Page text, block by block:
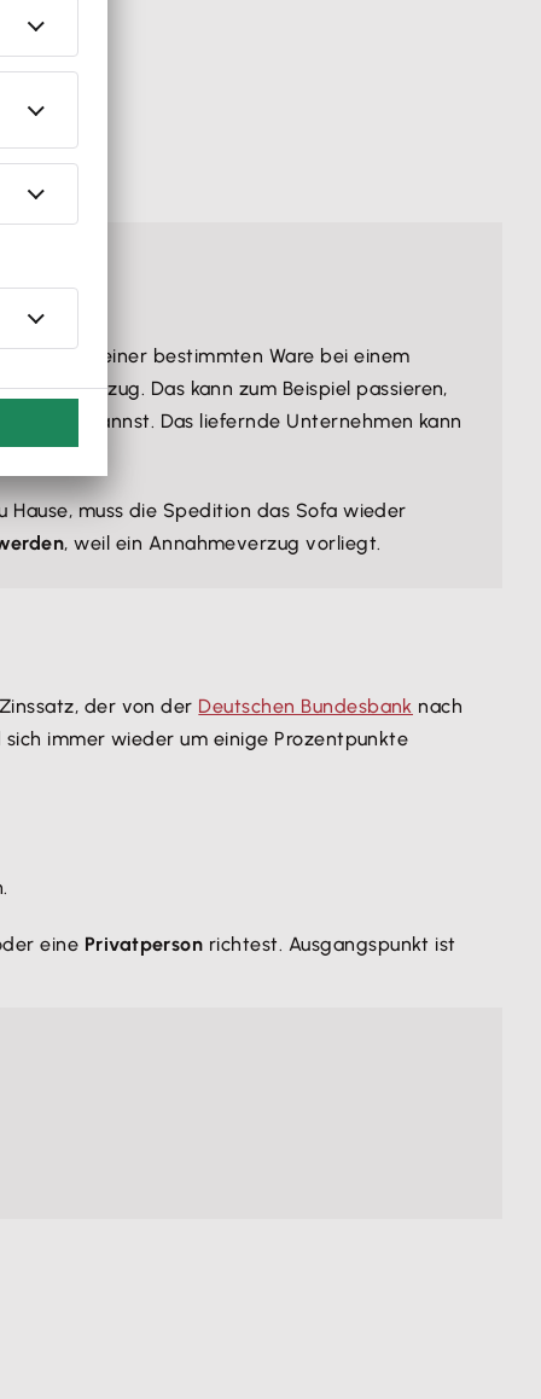
Menge einer bestimmten Ware bei einem
Das kann zum Beispiel passieren,
kannst. Das liefernde Unternehmen kann
muss die Spedition das Sofa wieder
, weil ein Annahmeverzug vorliegt.
der von der Deutschen Bundesbank nach
immer wieder um einige Prozentpunkte
eine Privatperson richtest. Ausgangspunkt ist